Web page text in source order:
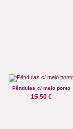
Pêndulas c/ meio ponto
15,50 €